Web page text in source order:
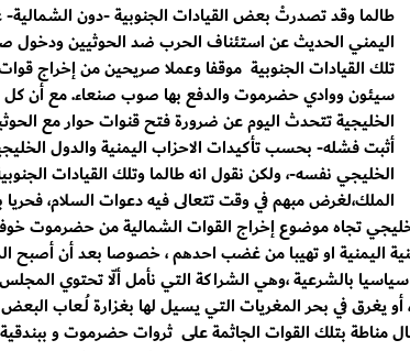
طالما وقد تصدرتْ بعض القيادات الجنوبية -دون
اليمني الحديث عن استئناف الحرب ضد الحوثيين ودخول
تلك القيادات الجنوبية موقفا وعملا صريحين من إخراج
سيئون ووادي حضرموت والدفع بها صوب صنعاء. مع أن كل
الخليجية تتحدث اليوم عن ضرورة فتح قنوات حوار مع
أثبت فشله- بحسب تأكيدات الاحزاب اليمنية والدول
الخليجي نفسه-، ولكن نقول انه طالما وتلك القيادات
الملك،لغرض مبهم في وقت تتعالى فيه دعوات السلام،
الخليجي تجاه موضوع إخراج القوات الشمالية من حضرموت
اليمنية او تهيبا من غضب احدهم ، خصوصا بعد أن أصبح
سياسيا بالشرعية ،وهي الشراكة التي نأمل ألّا تحتوي
أو يغرق في بحر المغريات التي يسيل لها بغزارة لُـعاب
مناطة بتلك القوات الجاثمة على ثروات حضرموت و ببندقية